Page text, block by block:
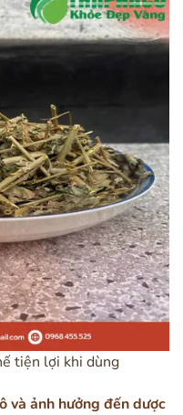
tiện lợi khi dùng
và ảnh hưởng đến dược